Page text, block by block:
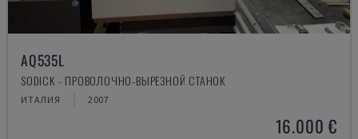
AQ535L
SODICK - ПРОВОЛОЧНО-ВЫРЕЗНОЙ СТАНОК
ИТАЛИЯ 2007
16.000 €